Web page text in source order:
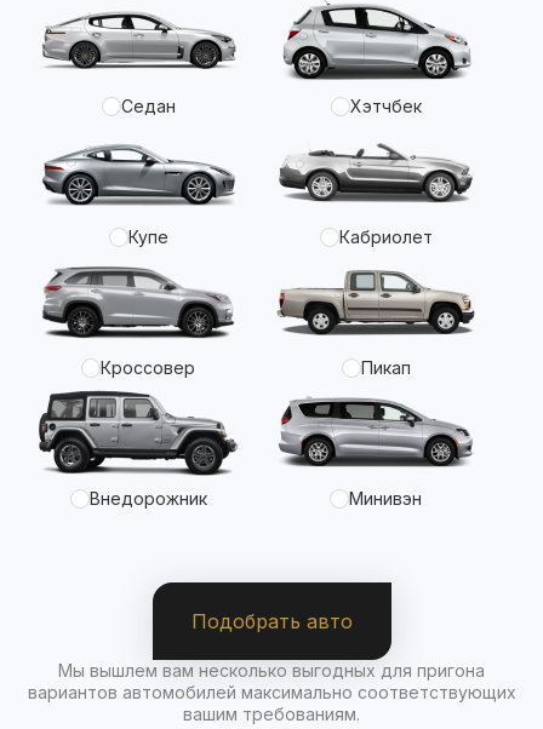
Седан Хэтчбек
Купе Кабриолет
Кроссовер Пикап
Внедорожник Минивэн
Подобрать авто
Мы вышлем вам несколько выгодных для пригона
вариантов автомобилей максимально соответствующих
вашим требованиям.